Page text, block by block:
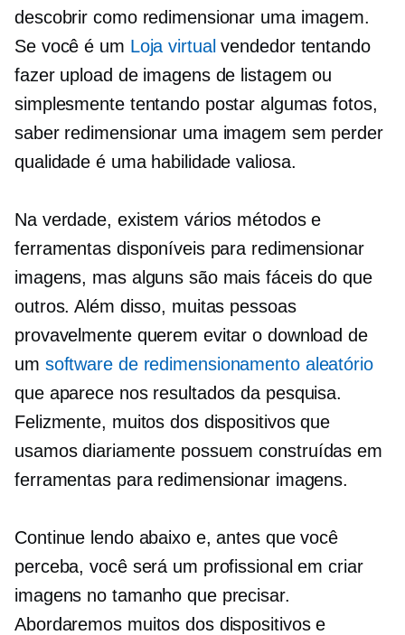
descobrir como redimensionar uma imagem.
Se você é um Loja virtual vendedor tentando
fazer upload de imagens de listagem ou
simplesmente tentando postar algumas fotos,
saber redimensionar uma imagem sem perder
qualidade é uma habilidade valiosa.
Na verdade, existem vários métodos e
ferramentas disponíveis para redimensionar
imagens, mas alguns são mais fáceis do que
outros. Além disso, muitas pessoas
provavelmente querem evitar o download de
um software de redimensionamento aleatório
que aparece nos resultados da pesquisa.
Felizmente, muitos dos dispositivos que
usamos diariamente possuemconstruídas em
ferramentas para redimensionar imagens.
Continue lendo abaixo e, antes que você
perceba, você será um profissional em criar
imagens no tamanho que precisar.
Abordaremos muitos dos dispositivos e